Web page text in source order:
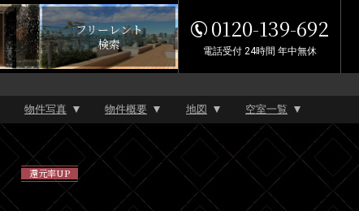
フリーレント
検索
0120-139-692
電話受付 24時間 年中無休
物件写真 物件概要 地図 空室一覧
還元率UP